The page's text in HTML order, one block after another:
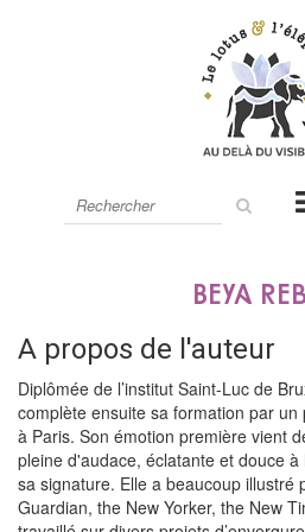
le
Beya
A propos de l'auteur
Diplômée de l’institut Saint-Luc de
complète ensuite sa formation par un
à Paris. Son émotion première vient
pleine d'audace, éclatante et douce
sa signature. Elle a beaucoup illustré
Guardian, the New Yorker, the New